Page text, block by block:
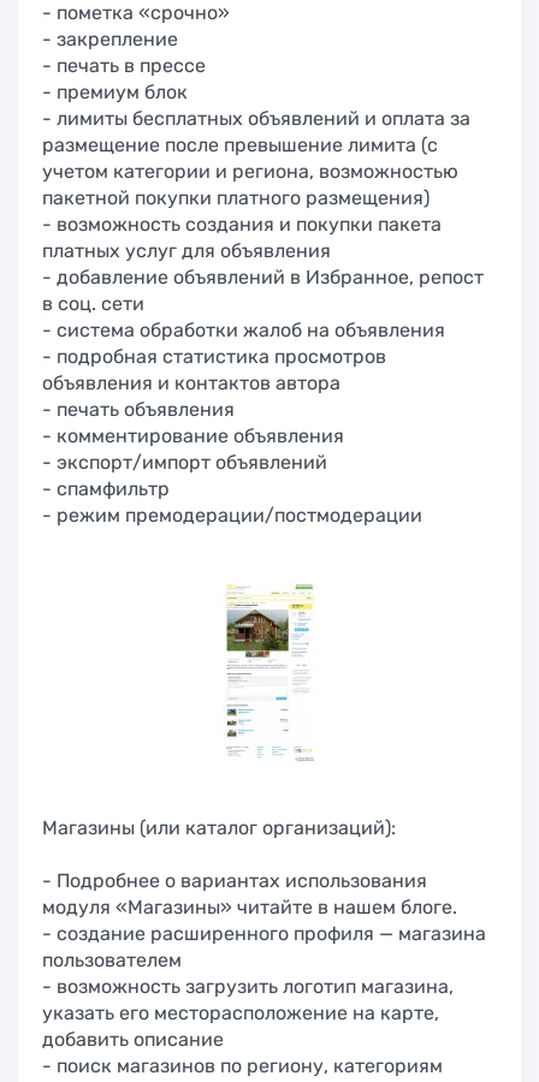
- пометка «срочно»
- закрепление
- печать в прессе
- премиум блок
- лимиты бесплатных объявлений и оплата за
размещение после превышение лимита (с
учетом категории и региона, возможностью
пакетной покупки платного размещения)
- возможность создания и покупки пакета
платных услуг для объявления
- добавление объявлений в Избранное, репост
в соц. сети
- система обработки жалоб на объявления
- подробная статистика просмотров
объявления и контактов автора
- печать объявления
- комментирование объявления
- экспорт/импорт объявлений
- спамфильтр
- режим премодерации/постмодерации
Магазины (или каталог организаций):
- Подробнее о вариантах использования
модуля «Магазины» читайте в нашем блоге.
- создание расширенного профиля — магазина
пользователем
- возможность загрузить логотип магазина,
указать его месторасположение на карте,
добавить описание
- поиск магазинов по региону, категориям